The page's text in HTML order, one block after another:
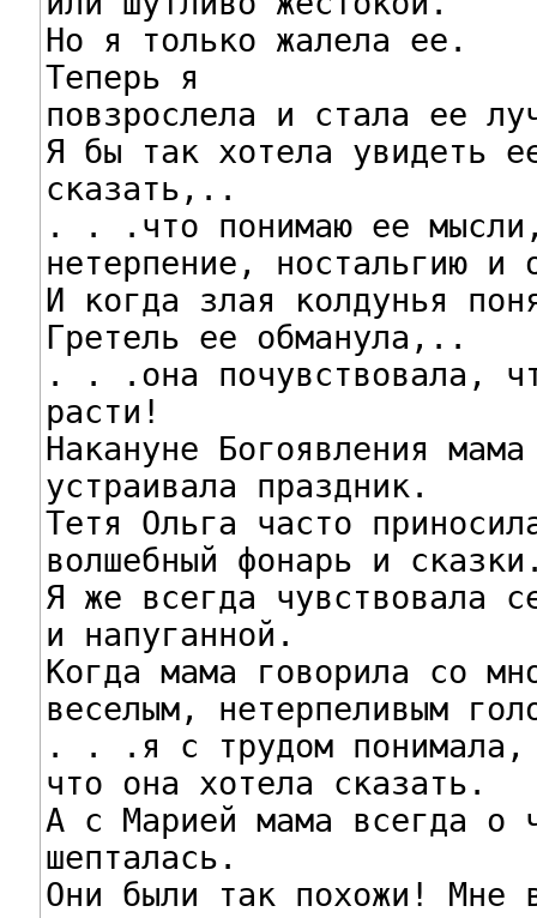
Но я только жалела ее.
Теперь я
повзрослела и стала ее
Я бы так хотела увидеть
сказать,..
. . .что понимаю ее
нетерпение, ностальгию и
И когда злая колдунья
Гретель ее обманула,..
. . .она почувствовала,
расти!
Накануне Богоявления
устраивала праздник.
Тетя Ольга часто
волшебный фонарь и
Я же всегда чувствовала
и напуганной.
Когда мама говорила со
веселым, нетерпеливым
. . .я с трудом понимала,
что она хотела сказать.
А с Марией мама всегда о
шепталась.
Они были так похожи! Мне